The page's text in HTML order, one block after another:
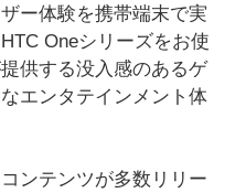
ー体験を携帯端末で実
Oneシリーズをお使
供する没入感のあるゲ
エンタテインメント体
ンテンツが多数リリー